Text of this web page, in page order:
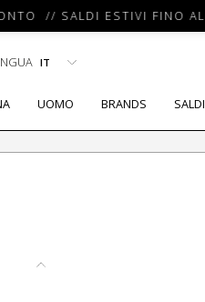
// SALDI ESTIVI FINO
UOMO BRANDS SALDI